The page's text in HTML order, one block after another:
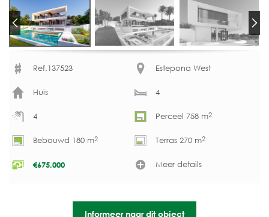
Ref.137523 Estepona West
Huis 4
4 Perceel 758 m2
Bebouwd 180 m2 Terras 270 m2
€675.000 Meer details
Informeer naar dit object